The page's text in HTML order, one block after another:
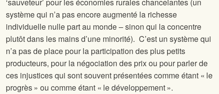
‘sauveteur’ pour les économies rurales chancelantes (un
système qui n’a pas encore augmenté la richesse
individuelle nulle part au monde – sinon qui la concentre
plutôt dans les mains d’une minorité). C’est un système qui
n’a pas de place pour la participation des plus petits
producteurs, pour la négociation des prix ou pour parler de
ces injustices qui sont souvent présentées comme étant « le
progrès » ou comme étant « le développement ».